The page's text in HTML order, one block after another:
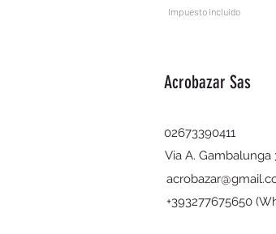
Impuesto incluido
Acrobazar Sas
02673390411
Via A. Gambalunga
+393277675650